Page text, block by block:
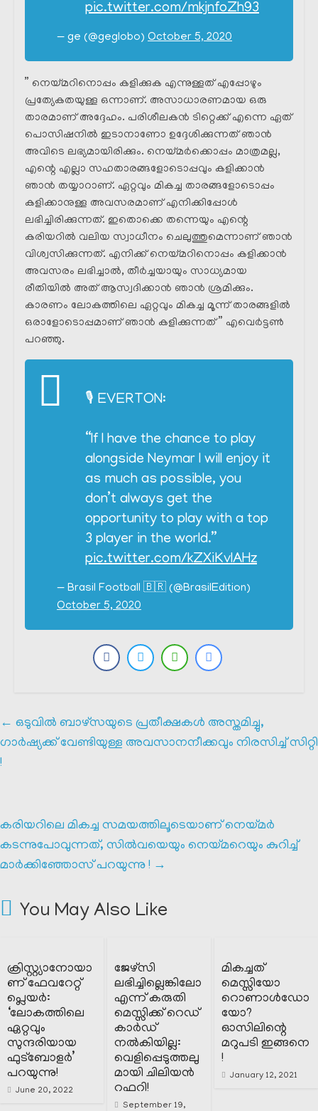
pic.twitter.com/mkjnfoZh93
— ge (@geglobo) October 5, 2020
” നെയ്മറിനൊപ്പം കളിക്കുക എന്നുള്ളത് എപ്പോഴും
പ്രത്യേകതയുള്ള ഒന്നാണ്. അസാധാരണമായ ഒരു
താരമാണ് അദ്ദേഹം. പരിശീലകൻ ടിറ്റെക്ക് എന്നെ ഏത്
പൊസിഷനിൽ ഇടാനാണോ ഉദ്ദേശിക്കുന്നത് ഞാൻ
അവിടെ ലഭ്യമായിരിക്കും. നെയ്മർക്കൊപ്പം മാത്രമല്ല,
എന്റെ എല്ലാ സഹതാരങ്ങളോടൊപ്പവും കളിക്കാൻ
ഞാൻ തയ്യാറാണ്. ഏറ്റവും മികച്ച താരങ്ങളോടൊപ്പം
കളിക്കാനുള്ള അവസരമാണ് എനിക്കിപ്പോൾ
ലഭിച്ചിരിക്കുന്നത്. ഇതൊക്കെ തന്നെയും എന്റെ
കരിയറിൽ വലിയ സ്വാധീനം ചെലുത്തുമെന്നാണ് ഞാൻ
വിശ്വസിക്കുന്നത്. എനിക്ക് നെയ്മറിനൊപ്പം കളിക്കാൻ
അവസരം ലഭിച്ചാൽ, തീർച്ചയായും സാധ്യമായ
രീതിയിൽ അത് ആസ്വദിക്കാൻ ഞാൻ ശ്രമിക്കും.
കാരണം ലോകത്തിലെ ഏറ്റവും മികച്ച മൂന്ന് താരങ്ങളിൽ
ഒരാളോടൊപ്പമാണ് ഞാൻ കളിക്കുന്നത് ” എവെർട്ടൺ
പറഞ്ഞു.
🎙 EVERTON:
“If I have the chance to play
alongside Neymar I will enjoy it
as much as possible, you
don’t always get the
opportunity to play with a top
3 player in the world.”
pic.twitter.com/kZXiKvlAHz
— Brasil Football 🇧🇷 (@BrasilEdition)
October 5, 2020
← ഒടുവിൽ ബാഴ്‌സയുടെ പ്രതീക്ഷകൾ അസ്തമിച്ചു,
ഗാർഷ്യക്ക് വേണ്ടിയുള്ള അവസാനനീക്കവും നിരസിച്ച് സിറ്റി
!
കരിയറിലെ മികച്ച സമയത്തിലൂടെയാണ് നെയ്മർ
കടന്നുപോവുന്നത്, സിൽവയെയും നെയ്മറെയും കുറിച്ച്
മാർക്കിഞ്ഞോസ് പറയുന്നു ! →
You May Also Like
ക്രിസ്റ്റ്യാനോയാ
ണ് ഫേവറേറ്റ്
പ്ലെയർ:
‘ലോകത്തിലെ
ഏറ്റവും
സുന്ദരിയായ
ഫുട്ബോളർ’
പറയുന്നു!
June 20, 2022
ജേഴ്‌സി
ലഭിച്ചില്ലെങ്കിലോ
എന്ന് കരുതി
മെസ്സിക്ക് റെഡ്
കാർഡ്
നൽകിയില്ല:
വെളിപ്പെടുത്തലു
മായി ചിലിയൻ
റഫറി!
September 19,
മികച്ചത്
മെസ്സിയോ
റൊണാൾഡോ
യോ?
ഓസിലിന്റെ
മറുപടി ഇങ്ങനെ
!
January 12, 2021